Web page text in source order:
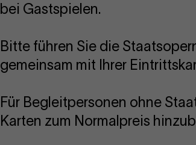
bei Gastspielen.
Bitte führen Sie die
gemeinsam mit Ihrer
Für Begleitpersonen ohne
Karten zum Normalpreis